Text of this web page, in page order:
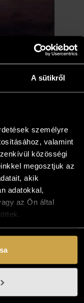
A sütikről
személyre
valamint
közösségi
megosztjuk az
akik
adatokkal,
az Ön által
táj
cm)
Ft